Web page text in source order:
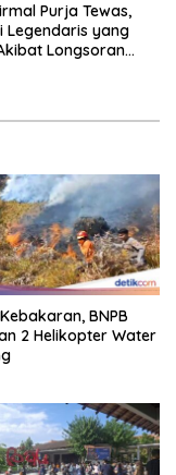
Purja Tewas,
Legendaris yang
Longsoran
BNPB
2 Helikopter Water